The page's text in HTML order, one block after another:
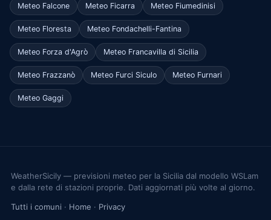
Meteo Falcone Meteo Ficarra Meteo Fiumedinisi
Meteo Floresta Meteo Fondachelli-Fantina
Meteo Forza d'Agrò Meteo Francavilla di Sicilia
Meteo Frazzanò Meteo Furci Siculo Meteo Furnari
Meteo Gaggi
WeatherSicily — previsioni meteo per la Sicilia dal modello WSLam
e dalla rete di stazioni proprie. Dati aggiornati più volte al giorno.
Tutti i comuni · Home · Privacy